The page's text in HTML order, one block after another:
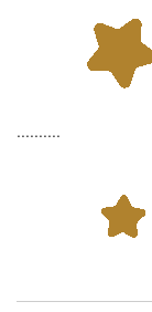
..........